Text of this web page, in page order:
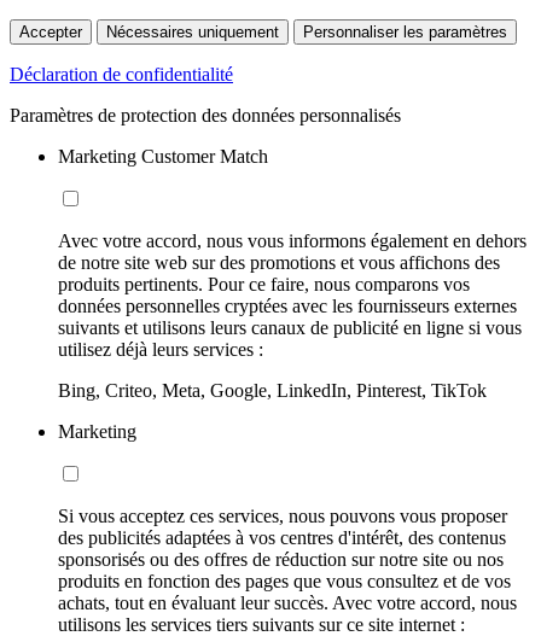
Accepter Nécessaires uniquement Personnaliser les paramètres
Déclaration de confidentialité
Paramètres de protection des données personnalisés
Marketing Customer Match
Avec votre accord, nous vous informons également en dehors
de notre site web sur des promotions et vous affichons des
produits pertinents. Pour ce faire, nous comparons vos
données personnelles cryptées avec les fournisseurs externes
suivants et utilisons leurs canaux de publicité en ligne si vous
utilisez déjà leurs services :
Bing, Criteo, Meta, Google, LinkedIn, Pinterest, TikTok
Marketing
Si vous acceptez ces services, nous pouvons vous proposer
des publicités adaptées à vos centres d'intérêt, des contenus
sponsorisés ou des offres de réduction sur notre site ou nos
produits en fonction des pages que vous consultez et de vos
achats, tout en évaluant leur succès. Avec votre accord, nous
utilisons les services tiers suivants sur ce site internet :